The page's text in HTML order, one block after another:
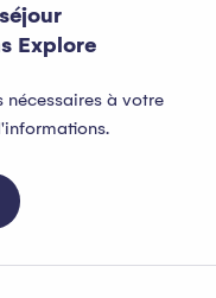
Explore
nécessaires à votre